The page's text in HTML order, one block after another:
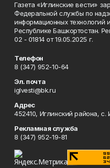
Газета «Иглинские вести»
Федеральной службы по
информационных
Республике Башкортостан.
02 - 01814 от 19.05.2025 г.
Телефон
8 (347) 952-10-64
Эл. почта
iglvesti@bk.ru
Адрес
452410, Иглинский района, с.
Рекламная служба
8 (347) 952-19-81